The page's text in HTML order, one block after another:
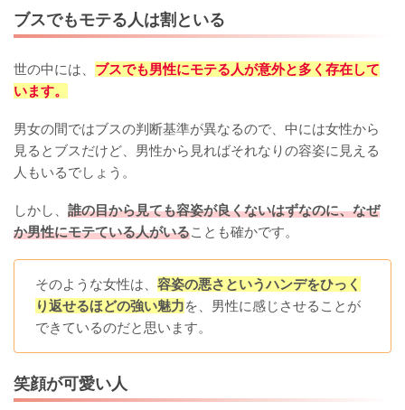
ブスでもモテる人は割といる
世の中には、 ブスでも男性にモテる人が意外と多く存在して
います。
男女の間ではブスの判断基準が異なるので、中には女性から
見るとブスだけど、男性から見ればそれなりの容姿に見える
人もいるでしょう。
しかし、 誰の目から見ても容姿が良くないはずなのに、なぜ
か男性にモテている人がいることも確かです。
そのような女性は、 容姿の悪さというハンデをひっく
り返せるほどの強い魅力を、男性に感じさせることが
できているのだと思います。
笑顔が可愛い人